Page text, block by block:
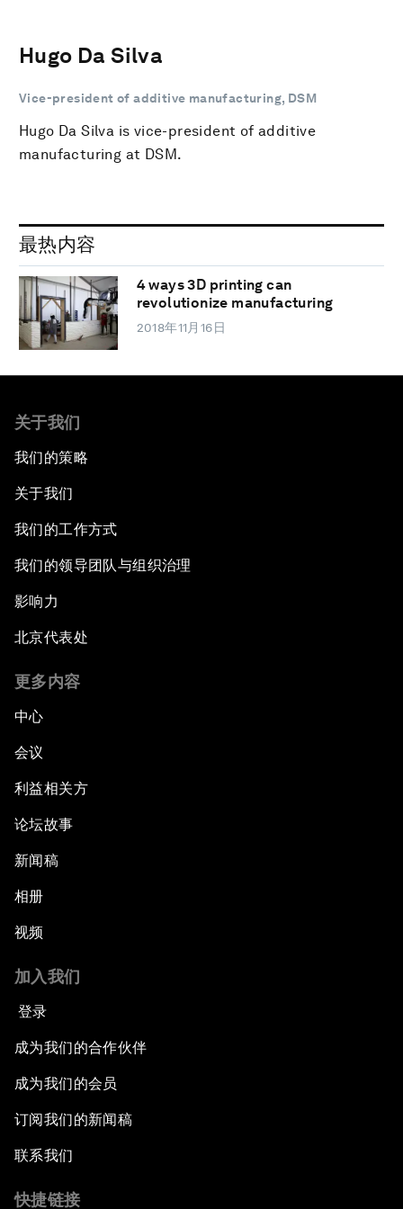
Hugo Da Silva
Vice-president of additive manufacturing, DSM
Hugo Da Silva is vice-president of additive
manufacturing at DSM.
最热内容
4 ways 3D printing can
revolutionize manufacturing
2018年11月16日
关于我们
我们的策略
关于我们
我们的工作方式
我们的领导团队与组织治理
影响力
北京代表处
更多内容
中心
会议
利益相关方
论坛故事
新闻稿
相册
视频
加入我们
登录
成为我们的合作伙伴
成为我们的会员
订阅我们的新闻稿
联系我们
快捷链接